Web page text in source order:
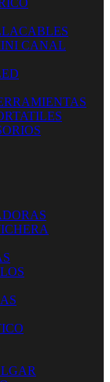
CANAL